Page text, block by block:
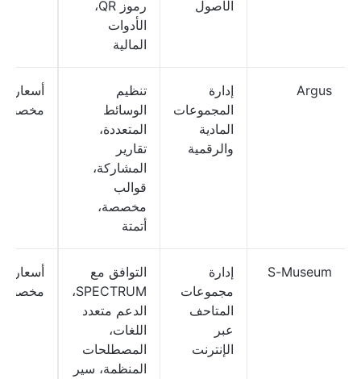
الأصول
رموز QR،
الأدوات
المالية
Argus
إدارة
المجموعات
المادية
والرقمية
تنظيم
الوسائط
المتعددة،
تقارير
المشاركة،
قوالب
مخصصة،
أتمتة
أسعار
مخصصة
S-Museum
إدارة
مجموعات
المتاحف
عبر
الإنترنت
التوافق مع
SPECTRUM،
الدعم متعدد
اللغات،
المصطلحات
المنظمة، سير
أسعار
مخصصة